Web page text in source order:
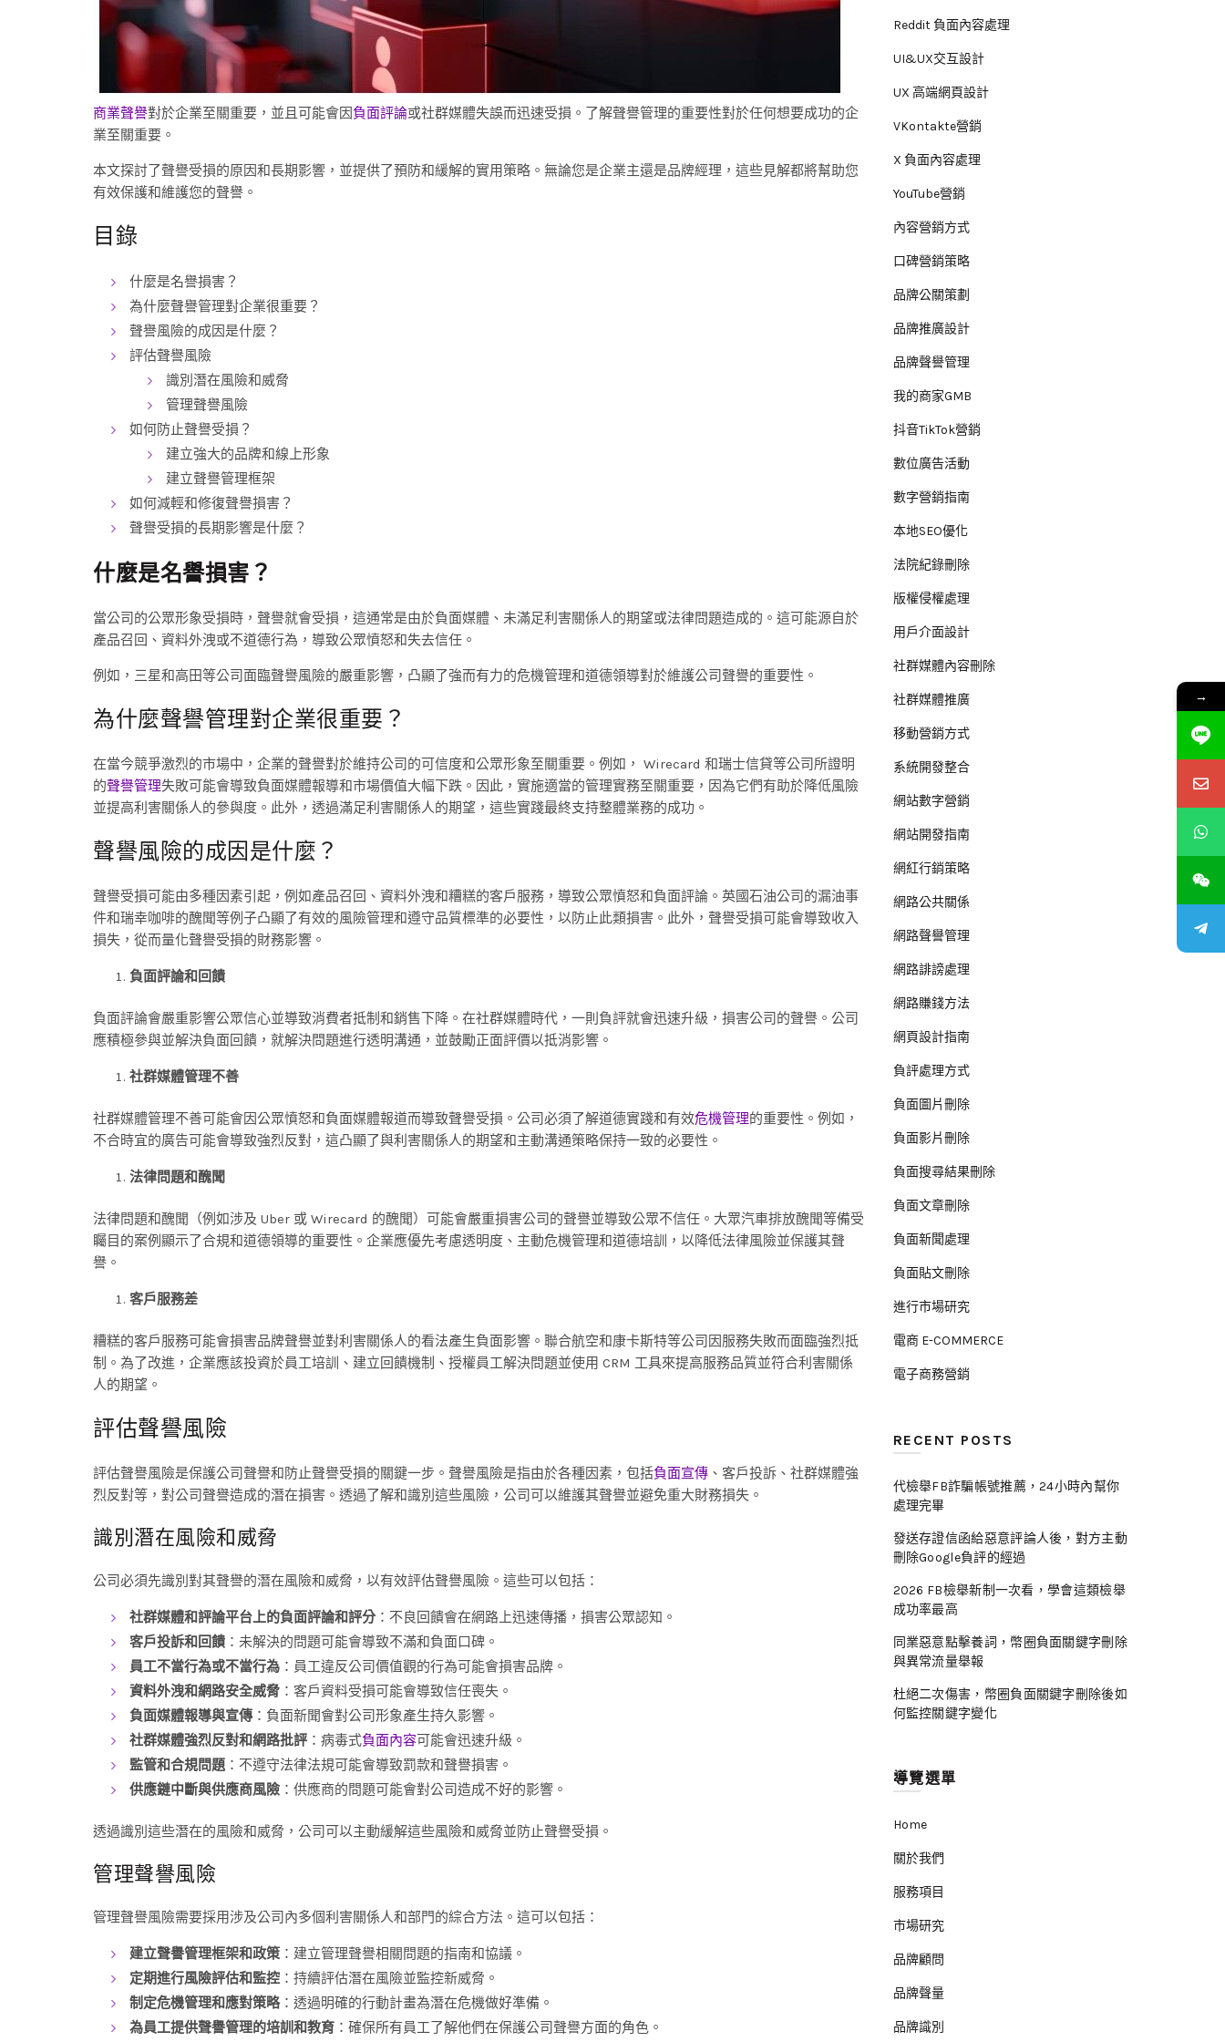
商業聲譽對於企業至關重要，並且可能會因負面評論或社群媒體失誤而迅速受損。了解聲譽管理的重要性對於任何想要成功的企
業至關重要。
本文探討了聲譽受損的原因和長期影響，並提供了預防和緩解的實用策略。無論您是企業主還是品牌經理，這些見解都將幫助您
有效保護和維護您的聲譽。
目錄
什麼是名譽損害？
為什麼聲譽管理對企業很重要？
聲譽風險的成因是什麼？
評估聲譽風險
識別潛在風險和威脅
管理聲譽風險
如何防止聲譽受損？
建立強大的品牌和線上形象
建立聲譽管理框架
如何減輕和修復聲譽損害？
聲譽受損的長期影響是什麼？
什麼是名譽損害？
當公司的公眾形象受損時，聲譽就會受損，這通常是由於負面媒體、未滿足利害關係人的期望或法律問題造成的。這可能源自於
產品召回、資料外洩或不道德行為，導致公眾憤怒和失去信任。
例如，三星和高田等公司面臨聲譽風險的嚴重影響，凸顯了強而有力的危機管理和道德領導對於維護公司聲譽的重要性。
為什麼聲譽管理對企業很重要？
在當今競爭激烈的市場中，企業的聲譽對於維持公司的可信度和公眾形象至關重要。例如， Wirecard 和瑞士信貸等公司所證明
的聲譽管理失敗可能會導致負面媒體報導和市場價值大幅下跌。因此，實施適當的管理實務至關重要，因為它們有助於降低風險
並提高利害關係人的參與度。此外，透過滿足利害關係人的期望，這些實踐最終支持整體業務的成功。
聲譽風險的成因是什麼？
聲譽受損可能由多種因素引起，例如產品召回、資料外洩和糟糕的客戶服務，導致公眾憤怒和負面評論。英國石油公司的漏油事
件和瑞幸咖啡的醜聞等例子凸顯了有效的風險管理和遵守品質標準的必要性，以防止此類損害。此外，聲譽受損可能會導致收入
損失，從而量化聲譽受損的財務影響。
負面評論和回饋
負面評論會嚴重影響公眾信心並導致消費者抵制和銷售下降。在社群媒體時代，一則負評就會迅速升級，損害公司的聲譽。公司
應積極參與並解決負面回饋，就解決問題進行透明溝通，並鼓勵正面評價以抵消影響。
社群媒體管理不善
社群媒體管理不善可能會因公眾憤怒和負面媒體報道而導致聲譽受損。公司必須了解道德實踐和有效危機管理的重要性。例如，
不合時宜的廣告可能會導致強烈反對，這凸顯了與利害關係人的期望和主動溝通策略保持一致的必要性。
法律問題和醜聞
法律問題和醜聞（例如涉及 Uber 或 Wirecard 的醜聞）可能會嚴重損害公司的聲譽並導致公眾不信任。大眾汽車排放醜聞等備受
矚目的案例顯示了合規和道德領導的重要性。企業應優先考慮透明度、主動危機管理和道德培訓，以降低法律風險並保護其聲
譽。
客戶服務差
糟糕的客戶服務可能會損害品牌聲譽並對利害關係人的看法產生負面影響。聯合航空和康卡斯特等公司因服務失敗而面臨強烈抵
制。為了改進，企業應該投資於員工培訓、建立回饋機制、授權員工解決問題並使用 CRM 工具來提高服務品質並符合利害關係
人的期望。
評估聲譽風險
評估聲譽風險是保護公司聲譽和防止聲譽受損的關鍵一步。聲譽風險是指由於各種因素，包括負面宣傳 、客戶投訴、社群媒體強
烈反對等，對公司聲譽造成的潛在損害。透過了解和識別這些風險，公司可以維護其聲譽並避免重大財務損失。
識別潛在風險和威脅
公司必須先識別對其聲譽的潛在風險和威脅，以有效評估聲譽風險。這些可以包括：
社群媒體和評論平台上的負面評論和評分 ：不良回饋會在網路上迅速傳播，損害公眾認知。
客戶投訴和回饋 ：未解決的問題可能會導致不滿和負面口碑。
員工不當行為或不當行為 ：員工違反公司價值觀的行為可能會損害品牌。
資料外洩和網路安全威脅 ：客戶資料受損可能會導致信任喪失。
負面媒體報導與宣傳 ：負面新聞會對公司形象產生持久影響。
社群媒體強烈反對和網路批評 ：病毒式負面內容可能會迅速升級。
監管和合規問題 ：不遵守法律法規可能會導致罰款和聲譽損害。
供應鏈中斷與供應商風險 ：供應商的問題可能會對公司造成不好的影響。
透過識別這些潛在的風險和威脅，公司可以主動緩解這些風險和威脅並防止聲譽受損。
管理聲譽風險
管理聲譽風險需要採用涉及公司內多個利害關係人和部門的綜合方法。這可以包括：
建立聲譽管理框架和政策 ：建立管理聲譽相關問題的指南和協議。
定期進行風險評估和監控 ：持續評估潛在風險並監控新威脅。
制定危機管理和應對策略：透過明確的行動計畫為潛在危機做好準備。
為員工提供聲譽管理的培訓和教育 ：確保所有員工了解他們在保護公司聲譽方面的角色。
Reddit 負面內容處理
UI&UX交互設計
UX 高端網頁設計
VKontakte營銷
X 負面內容處理
YouTube營銷
內容營銷方式
口碑營銷策略
品牌公關策劃
品牌推廣設計
品牌聲譽管理
我的商家GMB
抖音TikTok營銷
數位廣告活動
數字營銷指南
本地SEO優化
法院紀錄刪除
版權侵權處理
用戶介面設計
社群媒體內容刪除
社群媒體推廣
移動營銷方式
系統開發整合
網站數字營銷
網站開發指南
網紅行銷策略
網路公共關係
網路聲譽管理
網路誹謗處理
網路賺錢方法
網頁設計指南
負評處理方式
負面圖片刪除
負面影片刪除
負面搜尋結果刪除
負面文章刪除
負面新聞處理
負面貼文刪除
進行市場研究
電商 E-COMMERCE
電子商務營銷
RECENT POSTS
代檢舉FB詐騙帳號推薦，24小時內幫你
處理完畢
發送存證信函給惡意評論人後，對方主動
刪除Google負評的經過
2026 FB檢舉新制一次看，學會這類檢舉
成功率最高
同業惡意點擊養詞，幣圈負面關鍵字刪除
與異常流量舉報
杜絕二次傷害，幣圈負面關鍵字刪除後如
何監控關鍵字變化
導覽選單
Home
關於我們
服務項目
市場研究
品牌顧問
品牌聲量
品牌識別
→